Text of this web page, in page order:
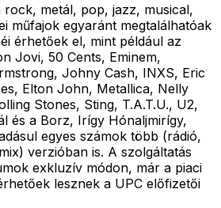
rock, metál, pop, jazz, musical,
műfajok egyaránt megtalálhatóak
érhetőek el, mint például az
Jovi, 50 Cents, Eminem,
Johny Cash, INXS, Eric
Elton John, Metallica, Nelly
Stones, Sting, T.A.T.U., U2,
és a Borz, Irígy Hónaljmirígy,
egyes számok több (rádió,
verzióban is. A szolgáltatás
exkluzív módon, már a piaci
lesznek a UPC előfizetői